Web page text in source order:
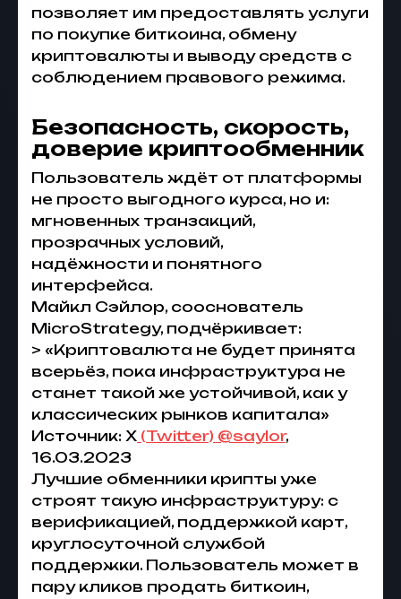
позволяет им предоставлять услуги
по покупке биткоина, обмену
криптовалюты и выводу средств с
соблюдением правового режима.
Безопасность, скорость,
доверие криптообменник
Пользователь ждёт от платформы
не просто выгодного курса, но и:
мгновенных транзакций,
прозрачных условий,
надёжности и понятного
интерфейса.
Майкл Сэйлор, сооснователь
MicroStrategy, подчёркивает:
> «Криптовалюта не будет принята
всерьёз, пока инфраструктура не
станет такой же устойчивой, как у
классических рынков капитала»
Источник: X (Twitter) @saylor,
16.03.2023
Лучшие обменники крипты уже
строят такую инфраструктуру: с
верификацией, поддержкой карт,
круглосуточной службой
поддержки. Пользователь может в
пару кликов продать биткоин,